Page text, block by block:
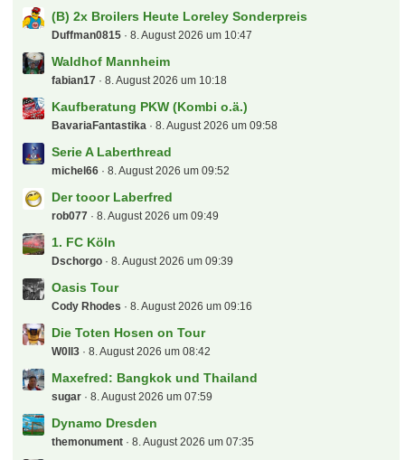
(B) 2x Broilers Heute Loreley Sonderpreis
Duffman0815 8. August 2026 um 10:47
Waldhof Mannheim
fabian17 8. August 2026 um 10:18
Kaufberatung PKW (Kombi o.ä.)
BavariaFantastika 8. August 2026 um 09:58
Serie A Laberthread
michel66 8. August 2026 um 09:52
Der tooor Laberfred
rob077 8. August 2026 um 09:49
1. FC Köln
Dschorgo 8. August 2026 um 09:39
Oasis Tour
Cody Rhodes 8. August 2026 um 09:16
Die Toten Hosen on Tour
W0ll3 8. August 2026 um 08:42
Maxefred: Bangkok und Thailand
sugar 8. August 2026 um 07:59
Dynamo Dresden
themonument 8. August 2026 um 07:35